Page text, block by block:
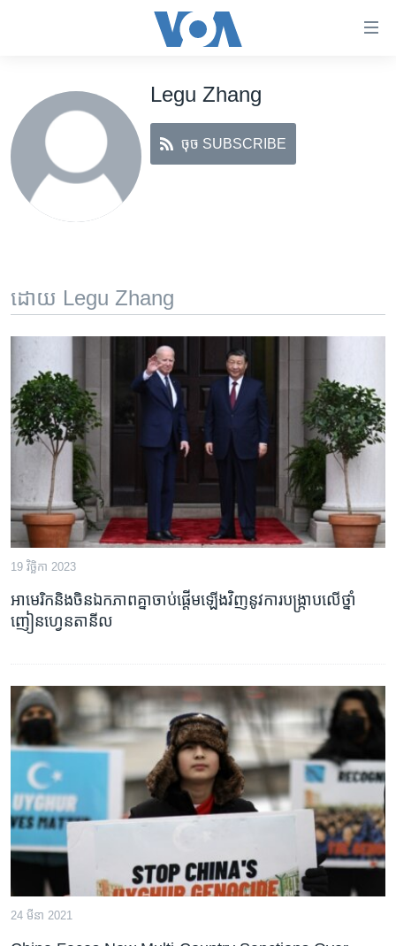
ទាក់ទង
រំលង​
និង​
ចូល​
ទៅ​​
រំលង​
និង​
ចូល​
រចនា
សម្ព័ន្ធ​
រំលង​
ទៅ​
កាន់​
ទំព័រ​
ស្វែង​
អន្តរជាតិ
អាមេរិក
ចិន
ហេឡូវីអូអេ
ទូរទស្សន៍ / វីដេអូ​
កម្មវិធីទាំងអស់
Khmer English
បណ្តាញ​សង្គម
ភាសា
Legu Zhang
ចុច SUBSCRIBE
ដោយ Legu Zhang
19 វិច្ឆិកា 2023
អាមេរិក​និង​ចិន​ឯកភាព​គ្នា​ចាប់ផ្ដើម​ឡើង​វិញ​នូវ​ការ​បង្ក្រាប​លើ​ថ្នាំ​
ញៀន​ហ្វេនតានីល
24 មីនា 2021